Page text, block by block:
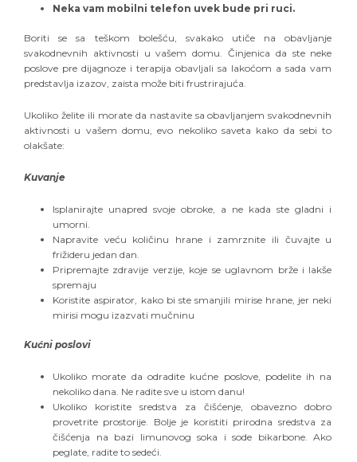
Neka vam mobilni telefon uvek bude pri ruci.
Boriti se sa teškom bolešću, svakako utiče na obavljanje
svakodnevnih aktivnosti u vašem domu. Činjenica da ste neke
poslove pre dijagnoze i terapija obavljali sa lakoćom a sada vam
predstavlja izazov, zaista može biti frustrirajuća.
Ukoliko želite ili morate da nastavite sa obavljanjem svakodnevnih
aktivnosti u vašem domu, evo nekoliko saveta kako da sebi to
olakšate:
Kuvanje
Isplanirajte unapred svoje obroke, a ne kada ste gladni i
umorni.
Napravite veću količinu hrane i zamrznite ili čuvajte u
frižideru jedan dan.
Pripremajte zdravije verzije, koje se uglavnom brže i lakše
spremaju
Koristite aspirator, kako bi ste smanjili mirise hrane, jer neki
mirisi mogu izazvati mučninu
Kućni poslovi
Ukoliko morate da odradite kućne poslove, podelite ih na
nekoliko dana. Ne radite sve u istom danu!
Ukoliko koristite sredstva za čišćenje, obavezno dobro
provetrite prostorije. Bolje je koristiti prirodna sredstva za
čišćenja na bazi limunovog soka i sode bikarbone. Ako
peglate, radite to sedeći.